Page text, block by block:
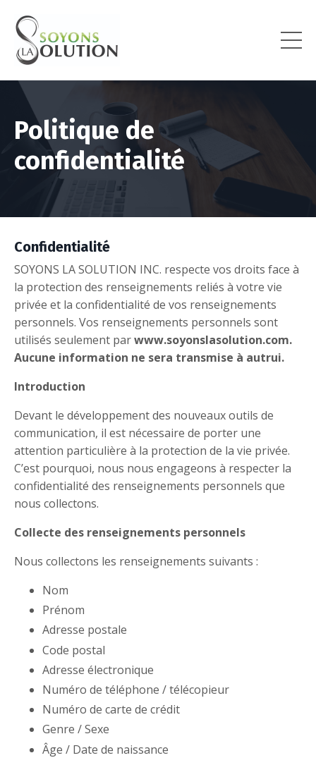
Politique de
confidentialité
Confidentialité
SOYONS LA SOLUTION INC. respecte vos droits face à
la protection des renseignements reliés à votre vie
privée et la confidentialité de vos renseignements
personnels. Vos renseignements personnels sont
utilisés seulement parwww.soyonslasolution.com.
Aucune information ne sera transmise à autrui.
Introduction
Devant le développement des nouveaux outils de
communication, il est nécessaire de porter une
attention particulière à la protection de la vie privée.
C’est pourquoi, nous nous engageons à respecter la
confidentialité des renseignements personnels que
nous collectons.
Collecte des renseignements personnels
Nous collectons les renseignements suivants :
Nom
Prénom
Adresse postale
Code postal
Adresse électronique
Numéro de téléphone / télécopieur
Numéro de carte de crédit
Genre / Sexe
Âge / Date de naissance